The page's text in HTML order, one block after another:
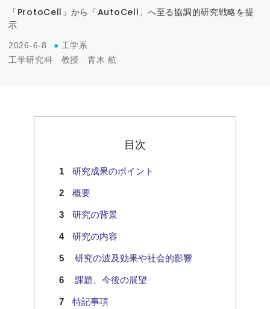
「ProtoCell」から「AutoCell」へ至る協調的研究戦略を提
示
2026-6-8 ● 工学系
工学研究科
教授 青木 航
目次
研究成果のポイント
概要
研究の背景
研究の内容
研究の波及効果や社会的影響
課題、今後の展望
特記事項